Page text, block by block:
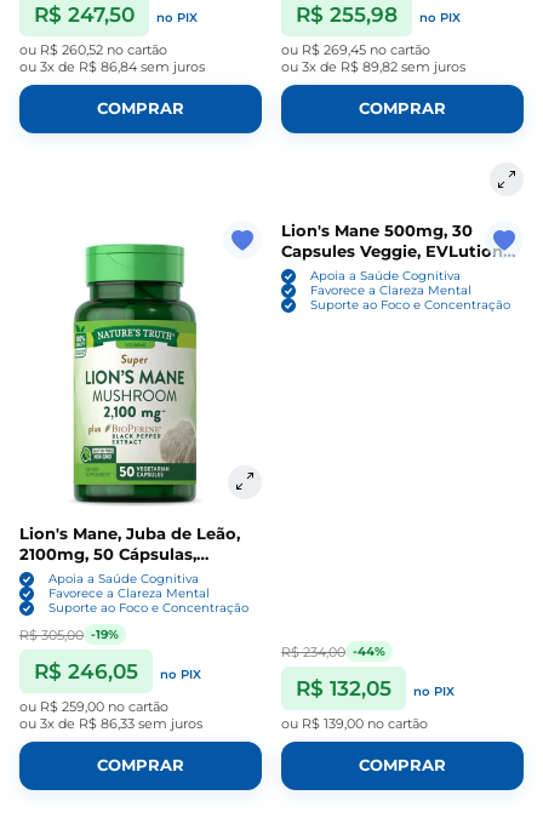
R$ 247,50 no PIX
ou R$ 260,52 no cartão
ou 3x de R$ 86,84 sem juros
COMPRAR
R$ 255,98 no PIX
ou R$ 269,45 no cartão
ou 3x de R$ 89,82 sem juros
COMPRAR
Lion's Mane, Juba de Leão,
2100mg, 50 Cápsulas,
Nature's Truth
Apoia a Saúde Cognitiva
Favorece a Clareza Mental
Suporte ao Foco e Concentração
R$ 305,00 -19%
R$ 246,05 no PIX
ou R$ 259,00 no cartão
ou 3x de R$ 86,33 sem juros
COMPRAR
Lion's Mane 500mg, 30
Capsules Veggie, EVLution
Nutrition
Apoia a Saúde Cognitiva
Favorece a Clareza Mental
Suporte ao Foco e Concentração
R$ 234,00 -44%
R$ 132,05 no PIX
ou R$ 139,00 no cartão
COMPRAR